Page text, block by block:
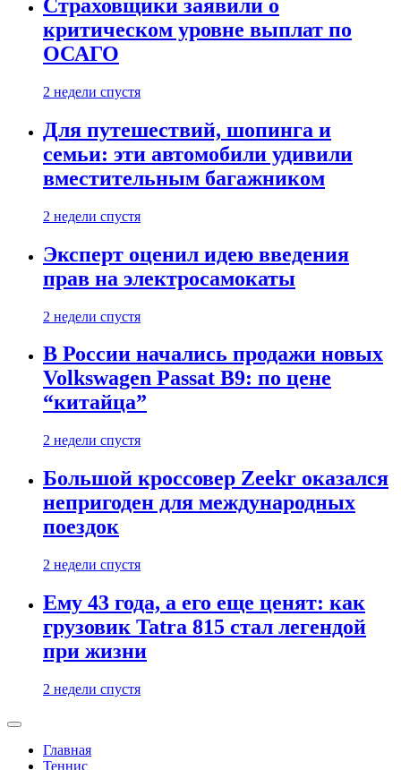
Страховщики заявили о
критическом уровне выплат по
ОСАГО
2 недели спустя
Для путешествий, шопинга и
семьи: эти автомобили удивили
вместительным багажником
2 недели спустя
Эксперт оценил идею введения
прав на электросамокаты
2 недели спустя
В России начались продажи новых
Volkswagen Passat B9: по цене
“китайца”
2 недели спустя
Большой кроссовер Zeekr оказался
непригоден для международных
поездок
2 недели спустя
Ему 43 года, а его еще ценят: как
грузовик Tatra 815 стал легендой
при жизни
2 недели спустя
Главная
Теннис